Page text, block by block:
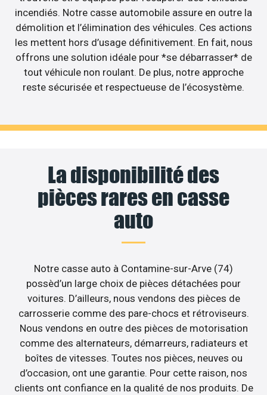
incendiés. Notre casse automobile assure en outre la
démolition et l’élimination des véhicules. Ces actions
les mettent hors d’usage définitivement. En fait, nous
offrons une solution idéale pour *se débarrasser* de
tout véhicule non roulant. De plus, notre approche
reste sécurisée et respectueuse de l’écosystème.
La disponibilité des
pièces rares en casse
auto
Notre casse auto à Contamine-sur-Arve (74)
possèd’un large choix de pièces détachées pour
voitures. D’ailleurs, nous vendons des pièces de
carrosserie comme des pare-chocs et rétroviseurs.
Nous vendons en outre des pièces de motorisation
comme des alternateurs, démarreurs, radiateurs et
boîtes de vitesses. Toutes nos pièces, neuves ou
d’occasion, ont une garantie. Pour cette raison, nos
clients ont confiance en la qualité de nos produits. De